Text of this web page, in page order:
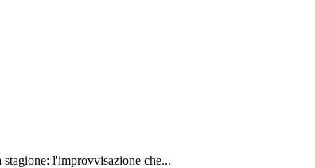
l'improvvisazione che...